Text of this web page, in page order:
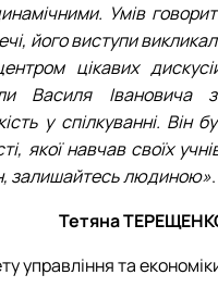
Умів
його виступи
цікавих
Василя Івановича
у спілкуванні. Він
якої навчав своїх
залишайтесь людиною».
Тетяна
управління та